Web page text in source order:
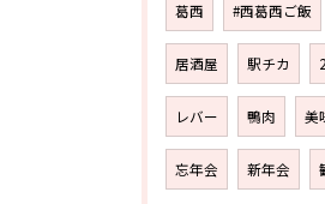
葛西 #西葛西ご飯
居酒屋 駅チカ
レバー 鴨肉 美
忘年会 新年会